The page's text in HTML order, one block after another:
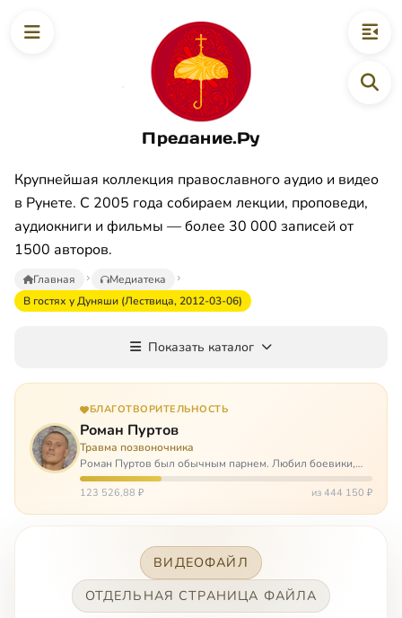
Предание.Ру
Крупнейшая коллекция православного аудио и видео
в Рунете. С 2005 года собираем лекции, проповеди,
аудиокниги и фильмы — более 30 000 записей от
1500 авторов.
Главная
Медиатека
В гостях у Дуняши (Лествица, 2012-03-06)
Показать каталог
БЛАГОТВОРИТЕЛЬНОСТЬ
Роман Пуртов
Травма позвоночника
Роман Пуртов был обычным парнем. Любил боевики,
хорошие автомобили, был не дурак поиграть в комп,
любил жену и обожал дочь. А потом, будучи
123 526,88 ₽ из 444 150 ₽
ВИДЕОФАЙЛ
ОТДЕЛЬНАЯ СТРАНИЦА ФАЙЛА